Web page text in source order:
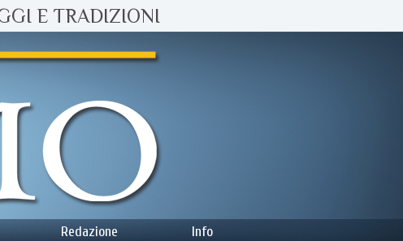
E TRADIZIONI
Redazione Info